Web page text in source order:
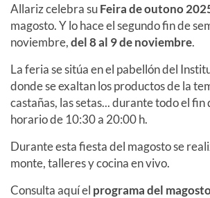
Allariz celebra suFeira de outono
magosto. Y lohaceel segundo fin de
noviembre,del 8 al 9 de noviembre.
La feria se sitúa en el pabellón del
donde se exaltan los productos de la
castañas, las setas... durante todo el fin
horario de 10:30 a 20:00 h.
Durante esta fiesta del magosto se
monte, talleres y cocina en vivo.
Consulta aquí el programa del